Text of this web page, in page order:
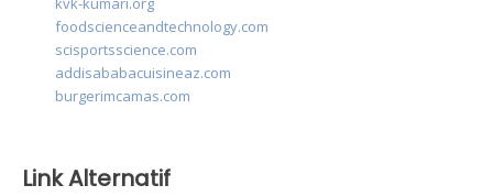
foodscienceandtechnology.com
scisportsscience.com
addisababacuisineaz.com
burgerimcamas.com
Link Alternatif